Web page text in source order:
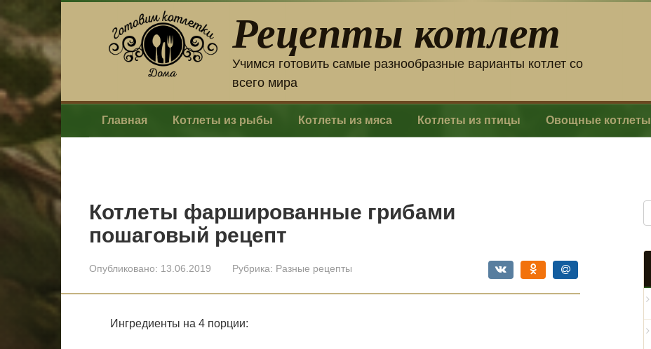
контенту
Рецепты котлет
Учимся готовить самые разнообразные варианты котлет со
всего мира
Главная Котлеты из рыбы Котлеты из мяса Котлеты из птицы Овощные котлеты
Котлеты фаршированные грибами
пошаговый рецепт
Опубликовано: 13.06.2019 Рубрика: Разные рецепты
Ингредиенты на 4 порции: